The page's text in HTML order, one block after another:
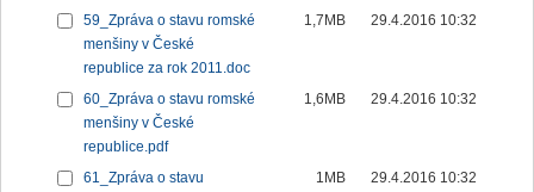
59_Zpráva o stavu romské
menšiny v České
republice za rok 2011.doc
1,7MB 29.4.2016 10:32
60_Zpráva o stavu romské
menšiny v České
republice.pdf
1,6MB 29.4.2016 10:32
61_Zpráva o stavu
1MB 29.4.2016 10:32